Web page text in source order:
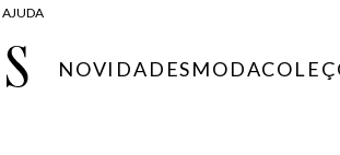
AJUDA
NOVIDADESMODA